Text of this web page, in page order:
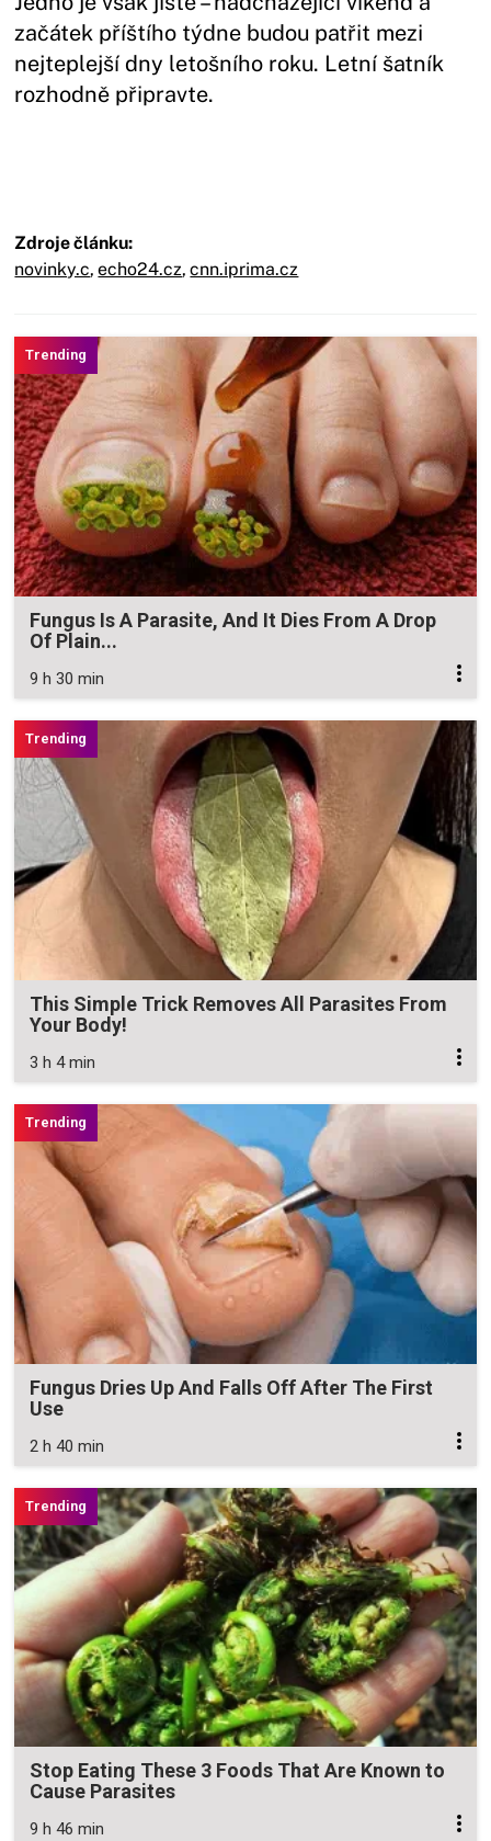
začátek příštího týdne budou patřit mezi
nejteplejší dny letošního roku. Letní šatník
rozhodně připravte.
Zdroje článku:
novinky.c, echo24.cz, cnn.iprima.cz
Fungus Is A Parasite, And It Dies From A Drop
Of Plain...
9 h 30 min
This Simple Trick Removes All Parasites From
Your Body!
3 h 4 min
Fungus Dries Up And Falls Off After The First
Use
2 h 40 min
Stop Eating These 3 Foods That Are Known to
Cause Parasites
9 h 46 min